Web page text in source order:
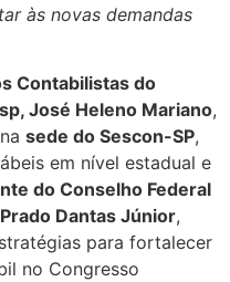
às novas demandas
Contabilistas do
José Heleno Mariano,
sede do Sescon-SP,
em nível estadual e
do Conselho Federal
Dantas Júnior,
para fortalecer
no Congresso